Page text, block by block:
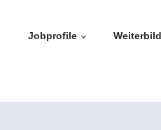
Jobprofile